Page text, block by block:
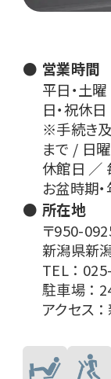
営業時間
平日・土
日・祝休
※手続き
まで / 日曜
休館日 ／
お盆時期
所在地
〒950-
新潟県新
TEL ：
駐車場 ：
アクセス